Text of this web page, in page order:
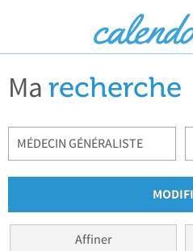
Inscrivez-vous Connexion
Ma recherche
Affiner